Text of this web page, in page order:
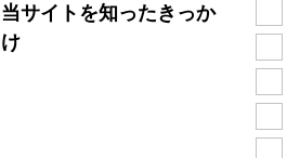
当サイトを知ったきっか
け